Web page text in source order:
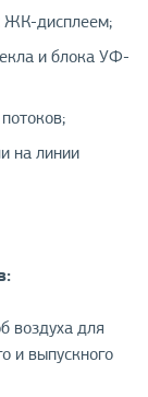
ЖК-дисплеем;
и блока УФ-
на линии
воздуха для
и выпускного